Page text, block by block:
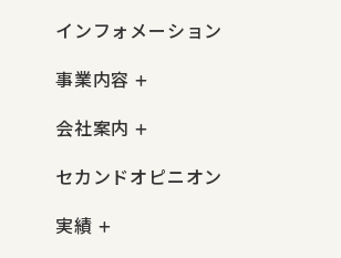
インフォメーション
事業内容
会社案内
セカンドオピニオン
実績